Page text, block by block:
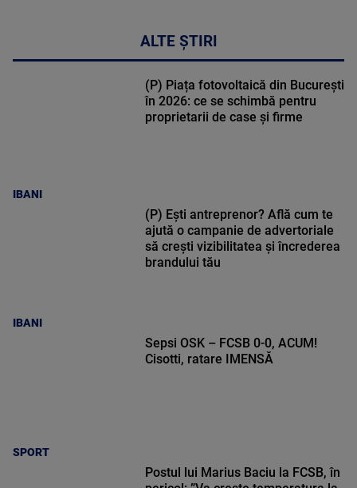
ALTE ȘTIRI
IBANI
(P) Piața fotovoltaică din București
în 2026: ce se schimbă pentru
proprietarii de case și firme
IBANI
(P) Ești antreprenor? Află cum te
ajută o campanie de advertoriale
să crești vizibilitatea și încrederea
brandului tău
SPORT
Sepsi OSK – FCSB 0-0, ACUM!
Cisotti, ratare IMENSĂ
Postul lui Marius Baciu la FCSB, în